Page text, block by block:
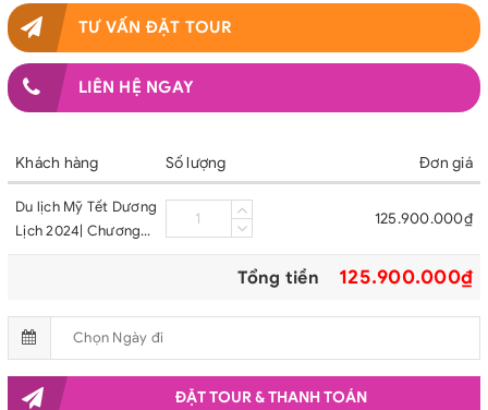
TƯ VẤN ĐẶT TOUR
LIÊN HỆ NGAY
Khách hàng Số lượng Đơn giá
Du lịch Mỹ Tết Dương
Lịch 2024| Chương
125.900.000₫
Tổng tiền 125.900.000₫
ĐẶT TOUR & THANH TOÁN